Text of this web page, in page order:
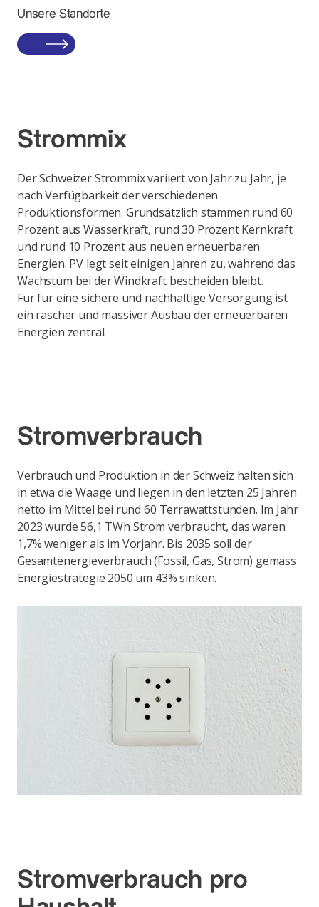
Unsere Standorte
Strommix
Der Schweizer Strommix variiert von Jahr zu Jahr, je
nach Verfügbarkeit der verschiedenen
Produktionsformen. Grundsätzlich stammen rund 60
Prozent aus Wasserkraft, rund 30 Prozent Kernkraft
und rund 10 Prozent aus neuen erneuerbaren
Energien. PV legt seit einigen Jahren zu, während das
Wachstum bei der Windkraft bescheiden bleibt.
Für für eine sichere und nachhaltige Versorgung ist
ein rascher und massiver Ausbau der erneuerbaren
Energien zentral.
Stromverbrauch
Verbrauch und Produktion in der Schweiz halten sich
in etwa die Waage und liegen in den letzten 25 Jahren
netto im Mittel bei rund 60 Terrawattstunden. Im Jahr
2023 wurde 56,1 TWh Strom verbraucht, das waren
1,7% weniger als im Vorjahr. Bis 2035 soll der
Gesamtenergieverbrauch (Fossil, Gas, Strom) gemäss
Energiestrategie 2050 um 43% sinken.
Stromverbrauch pro